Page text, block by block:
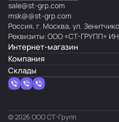
sale@st-grp.com
msk@@st-grp.com
Россия, г. Москва, ул.
Реквизиты: ООО «СТ-ГРУПП»
Интернет-магазин
Компания
Склады
© 2026 ООО СТ-Групп